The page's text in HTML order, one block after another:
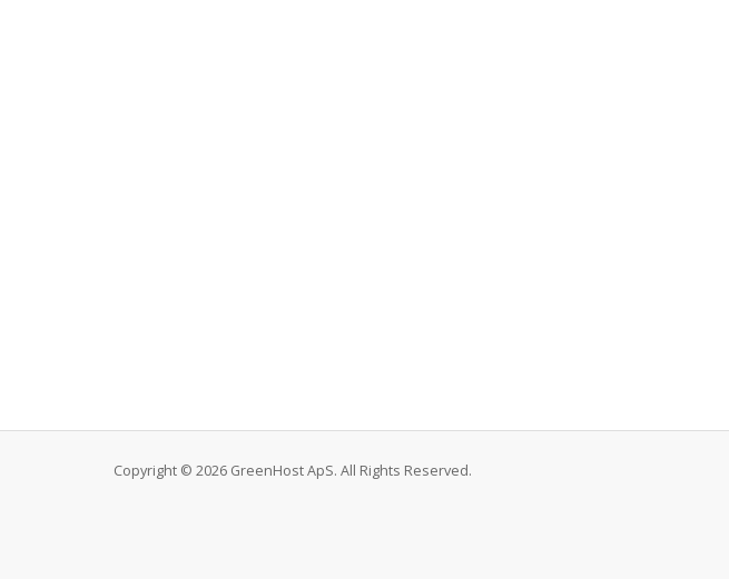
Copyright © 2026 GreenHost ApS. All Rights Reserved.